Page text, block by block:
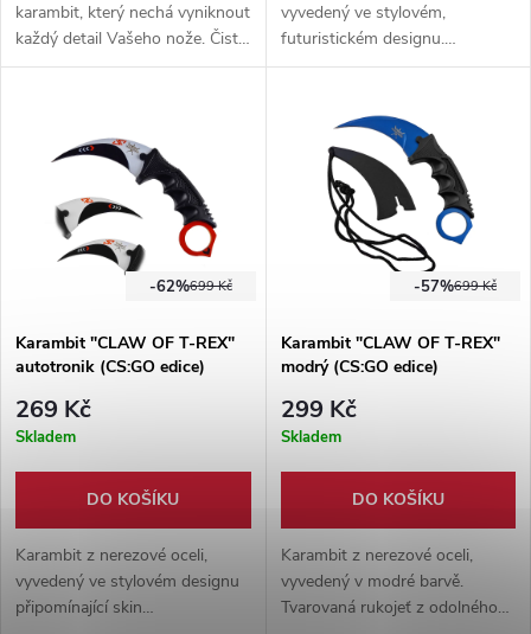
karambit, který nechá vyniknout
každý detail Vašeho nože. Čistý
design se hodí do každého
vyvedený ve stylovém,
futuristickém designu.
Tvarovaná rukojeť z odolného
plastové pouzdro s tkaninou.
699 Kč
-62%
Karambit "CLAW OF T-REX"
autotronik (CS:GO edice)
269 Kč
Skladem
DO KOŠÍKU
Karambit z nerezové oceli,
vyvedený ve stylovém designu
připomínající skin
699 Kč
-57%
Karambit "CLAW OF T-REX"
modrý (CS:GO edice)
299 Kč
Skladem
DO KOŠÍKU
Karambit z nerezové oceli,
vyvedený v modré barvě.
Tvarovaná rukojeť z odolného